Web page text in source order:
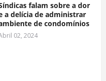
falam sobre a dor
a delícia de administrar
de condomínios
02, 2024